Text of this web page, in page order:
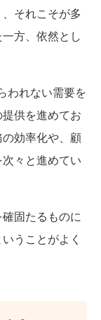
それこそが多
方、依然とし
われない需要を
供を進めてお
効率化や、顧
々と進めてい
固たるものに
うことがよく